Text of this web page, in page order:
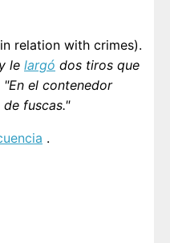
relation with crimes).
le largó dos tiros que
"En el contenedor
fuscas."
.